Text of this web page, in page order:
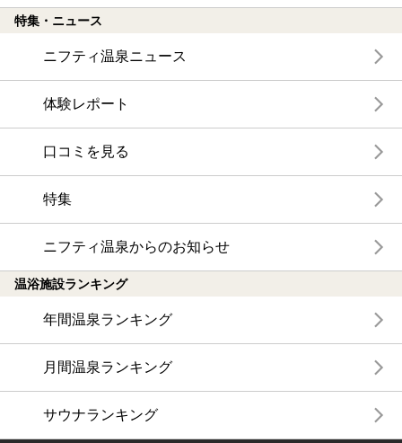
特集・ニュース
ニフティ温泉ニュース
体験レポート
口コミを見る
特集
ニフティ温泉からのお知らせ
温浴施設ランキング
年間温泉ランキング
月間温泉ランキング
サウナランキング